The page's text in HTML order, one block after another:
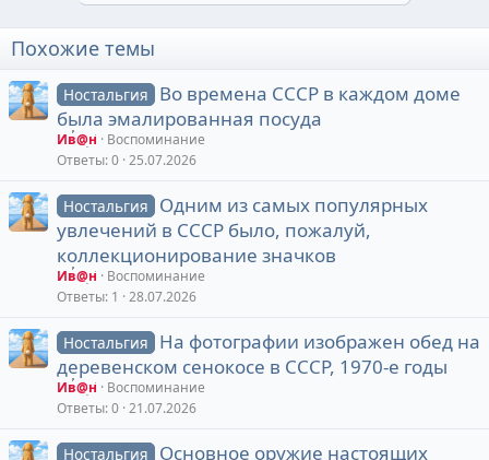
Похожие темы
Ностальгия
Во времена СССР в каждом доме
была эмалированная посуда
Ив@н
Воспоминание
Ответы 0 25.07.2026
Ностальгия
Одним из самых популярных
увлечений в СССР было, пожалуй,
коллекционирование значков
Ив@н
Воспоминание
Ответы 1 28.07.2026
Ностальгия
На фотографии изображен обед на
деревенском сенокосе в СССР, 1970-е годы
Ив@н
Воспоминание
Ответы 0 21.07.2026
Ностальгия
Основное оружие настоящих